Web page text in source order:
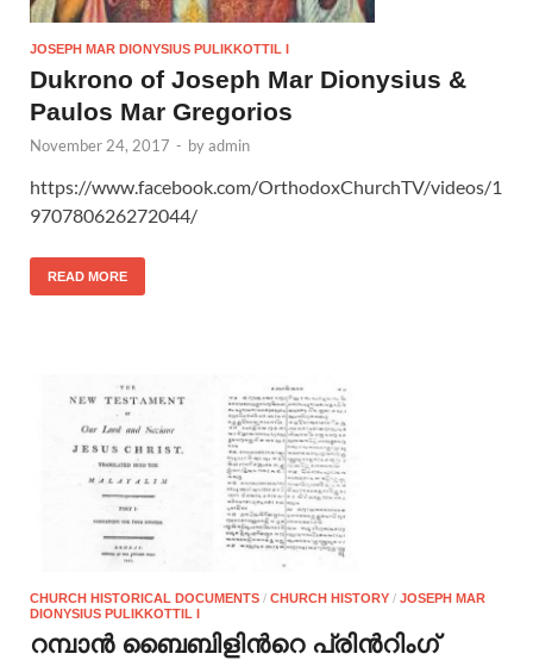
JOSEPH MAR DIONYSIUS PULIKKOTTIL I
Dukrono of Joseph Mar Dionysius &
Paulos Mar Gregorios
November 24, 2017 - byadmin
https://www.facebook.com/OrthodoxChurchTV/videos/1
970780626272044/
READ MORE
CHURCH HISTORICAL DOCUMENTS / CHURCH HISTORY / JOSEPH MAR
DIONYSIUS PULIKKOTTIL I
റമ്പാൻ ബൈബിളിന്‍റെ പ്രിന്‍റിംഗ്